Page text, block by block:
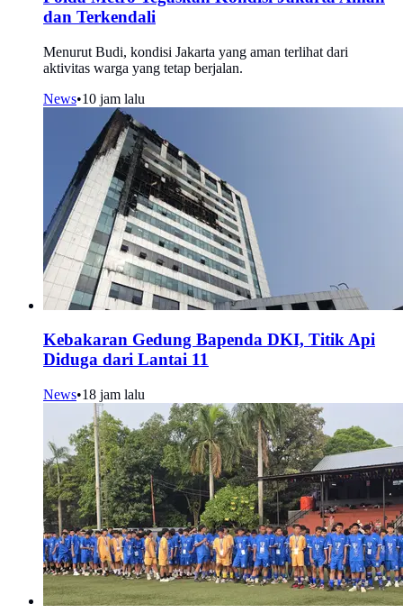
dan Terkendali
Menurut Budi, kondisi Jakarta yang aman terlihat dari
aktivitas warga yang tetap berjalan.
News•10 jam lalu
Kebakaran Gedung Bapenda DKI, Titik Api
Diduga dari Lantai 11
News•18 jam lalu